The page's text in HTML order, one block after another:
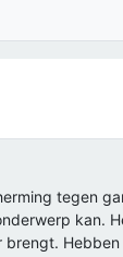
tegen
kan.
Hebben